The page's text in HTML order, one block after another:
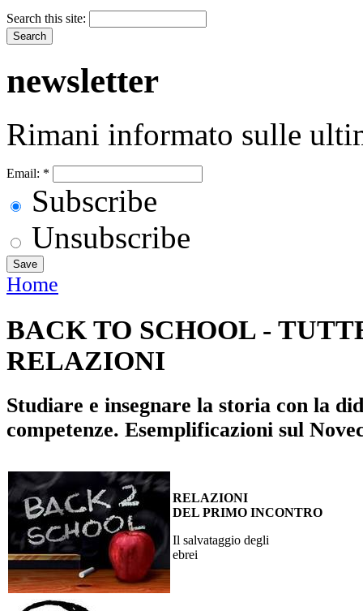
Search this site:
newsletter
Rimani informato sulle
Email: *
Subscribe
Unsubscribe
Home
BACK TO SCHOOL -
RELAZIONI
Studiare e insegnare la storia con la
competenze. Esemplificazioni sul
RELAZIONI
DEL PRIMO INCONTRO
Il salvataggio degli